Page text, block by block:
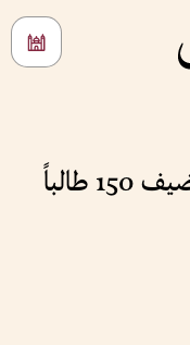
«طيران الإمارات للآداب» يستضيف 150 طالباً